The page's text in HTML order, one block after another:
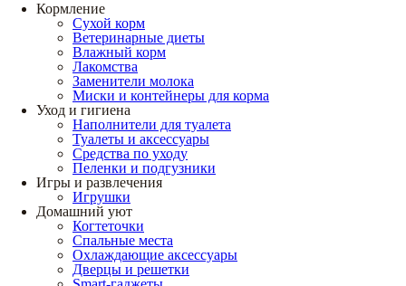
Кормление
Сухой корм
Ветеринарные диеты
Влажный корм
Лакомства
Заменители молока
Миски и контейнеры для корма
Уход и гигиена
Наполнители для туалета
Туалеты и аксессуары
Средства по уходу
Пеленки и подгузники
Игры и развлечения
Игрушки
Домашний уют
Когтеточки
Спальные места
Охлаждающие аксессуары
Дверцы и решетки